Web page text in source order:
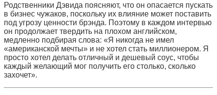
Родственники Дэвида поясняют, что он опасается пускать
в бизнес чужаков, поскольку их влияние может поставить
под угрозу ценности брэнда. Поэтому в каждом интервью
он продолжает твердить на плохом английском,
медленно подбирая слова: «Я никогда не имел
«американской мечты» и не хотел стать миллионером. Я
просто хотел делать отличный и дешевый соус, чтобы
каждый желающий мог получить его столько, сколько
захочет».